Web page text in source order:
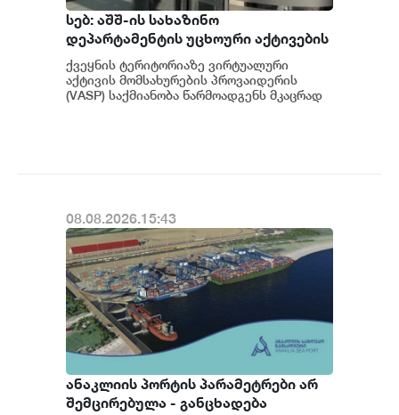
სებ: აშშ-ის სახაზინო
დეპარტამენტის უცხოური აქტივების
კონტროლის ოფისის (OFAC) მიერ
სანქცირებული პირი არ
წარმოადგენს საქართველოს
ქვეყნის ტერიტორიაზე ვირტუალური
აქტივის მომსახურების პროვაიდერის
(VASP) საქმიანობა წარმოადგენს მკაცრად
08.08.2026.15:43
ანაკლიის პორტის პარამეტრები არ
შემცირებულა - განცხადება